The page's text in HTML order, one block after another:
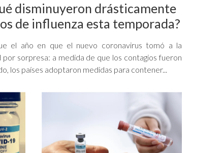
disminuyeron drásticamente
de influenza esta temporada?
el año en que el nuevo coronavirus tomó a la
por sorpresa: a medida de que los contagios fueron
los países adoptaron medidas para contener...